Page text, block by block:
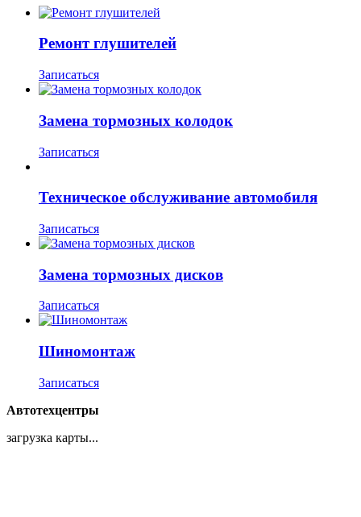
Ремонт глушителей
Записаться
Замена тормозных колодок
Записаться
Техническое обслуживание автомобиля
Записаться
Замена тормозных дисков
Записаться
Шиномонтаж
Записаться
Автотехцентры
загрузка карты...